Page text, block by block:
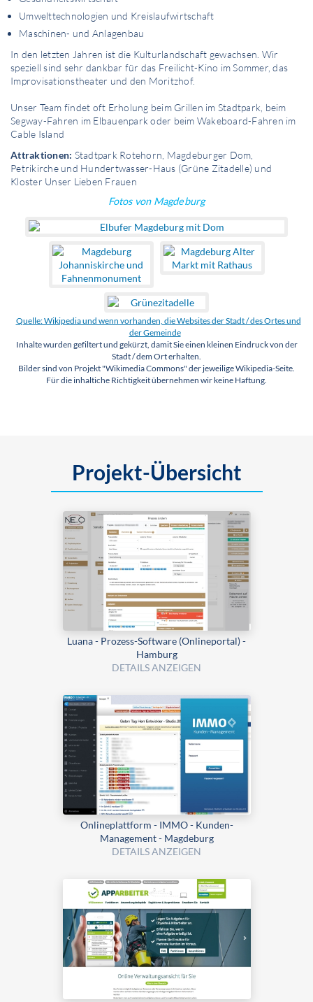
Umwelttechnologien und Kreislaufwirtschaft
Maschinen- und Anlagenbau
In den letzten Jahren ist die Kulturlandschaft gewachsen. Wir
speziell sind sehr dankbar für das Freilicht-Kino im Sommer, das
Improvisationstheater und den Moritzhof.
Unser Team findet oft Erholung beim Grillen im Stadtpark, beim
Segway-Fahren im Elbauenpark oder beim Wakeboard-Fahren im
Cable Island
Attraktionen: Stadtpark Rotehorn, Magdeburger Dom,
Petrikirche und Hundertwasser-Haus (Grüne Zitadelle) und
Kloster Unser Lieben Frauen
Fotos von Magdeburg
Quelle: Wikipedia und wenn vorhanden, die Websites der Stadt / des Ortes und
der Gemeinde
Inhalte wurden gefiltert und gekürzt, damit Sie einen kleinen Eindruck von der
Stadt / dem Ort erhalten.
Bilder sind von Projekt "Wikimedia Commons" der jeweilige Wikipedia-Seite.
Für die inhaltiche Richtigkeit übernehmen wir keine Haftung.
Projekt-Übersicht
Luana - Prozess-Software (Onlineportal) -
Hamburg
DETAILS ANZEIGEN
Onlineplattform - IMMO - Kunden-
Management - Magdeburg
DETAILS ANZEIGEN